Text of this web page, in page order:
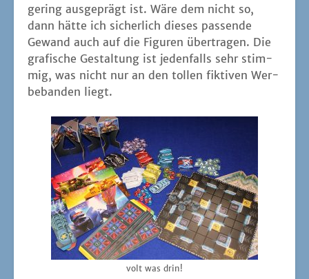
gering aus­ge­prägt ist. Wäre dem nicht so,
dann hät­te ich sicher­lich die­ses pas­sen­de
Gewand auch auf die Figu­ren über­tra­gen. Die
gra­fi­sche Gestal­tung ist jeden­falls sehr stim­
mig, was nicht nur an den tol­len fik­ti­ven Wer­
be­ban­den liegt.
volt was drin!